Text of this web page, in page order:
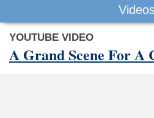
YOUTUBE VIDEO
A Grand Scene For A